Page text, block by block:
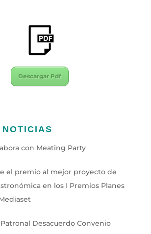
Descargar Pdf
con Meating Party
el premio al mejor proyecto de
en los I Premios Planes
Desacuerdo Convenio